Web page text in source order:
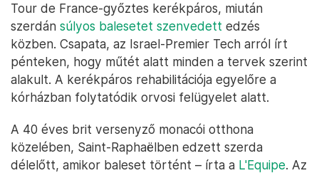
Tour de France-győztes kerékpáros, miután
szerdán súlyos balesetet szenvedett edzés
közben. Csapata, az Israel-Premier Tech arról írt
pénteken, hogy műtét alatt minden a tervek szerint
alakult. A kerékpáros rehabilitációja egyelőre a
kórházban folytatódik orvosi felügyelet alatt.
A 40 éves brit versenyző monacói otthona
közelében, Saint-Raphaëlben edzett szerda
délelőtt, amikor baleset történt – írta a L'Equipe. Az